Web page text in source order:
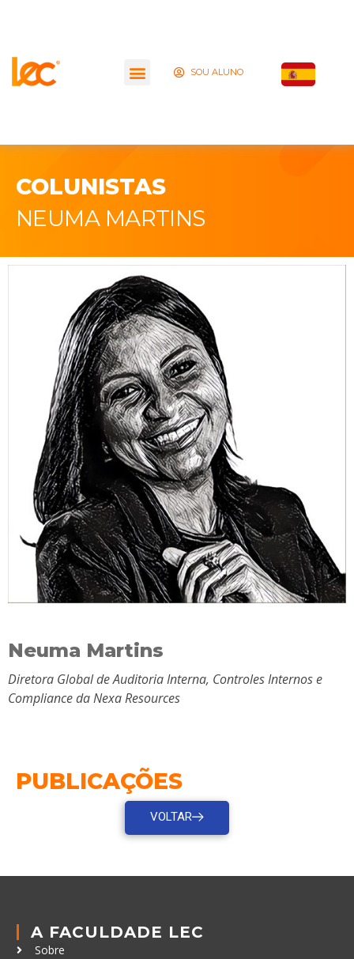
SOU ALUNO
COLUNISTAS
NEUMA MARTINS
Neuma Martins
Diretora Global de Auditoria Interna, Controles Internos e
Compliance da Nexa Resources
PUBLICAÇÕES
VOLTAR
A FACULDADE LEC
Sobre